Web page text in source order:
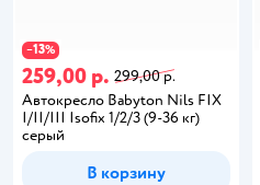
−13%
259,00 р. 299,00 р.
Автокресло Babyton Nils FIX
I/II/III Isofix 1/2/3 (9-36 кг)
серый
В корзину